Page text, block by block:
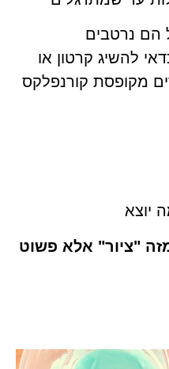
הם נרטבים
להשיג קרטון או
מקופסת קורנפלקס
יוצא
"ציור" אלא פשוט